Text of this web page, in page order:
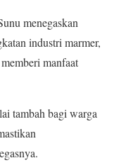
menegaskan
industri marmer,
manfaat
tambah bagi warga